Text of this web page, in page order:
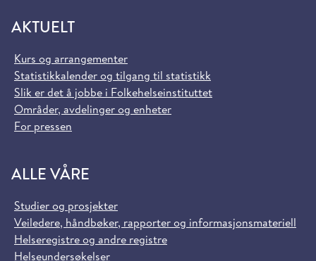
AKTUELT
Kurs og arrangementer
Statistikkalender og tilgang til statistikk
Slik er det å jobbe i Folkehelseinstituttet
Områder, avdelinger og enheter
For pressen
ALLE VÅRE
Studier og prosjekter
Veiledere, håndbøker, rapporter og informasjonsmateriell
Helseregistre og andre registre
Helseundersøkelser